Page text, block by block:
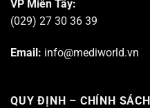
VP Miền Tây:
(029) 27 30 36 39
Email: info@mediworld.vn
QUY ĐỊNH – CHÍNH SÁCH